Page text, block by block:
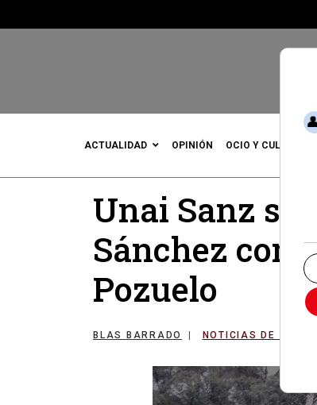
ACTUALIDAD OPINIÓN OCIO Y CULTURA
Unai Sanz
Sánchez
Pozuelo
BLAS BARRADO NOTICIAS DE